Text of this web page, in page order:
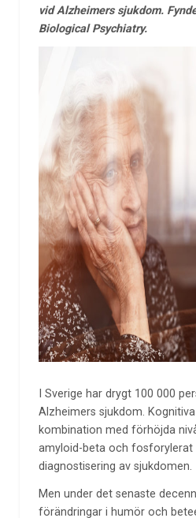
vid Alzheimers sjukdom.
Biological Psychiatry.
I Sverige har drygt 100 000
Alzheimers sjukdom.
kombination med förhöjda
amyloid-beta och fosforylerat
diagnostisering av sjukdomen.
Men under det senaste
förändringar i humör och